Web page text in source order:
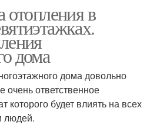
отопления в
дома
дома довольно
очень ответственное
которого будет влиять на всех
людей.